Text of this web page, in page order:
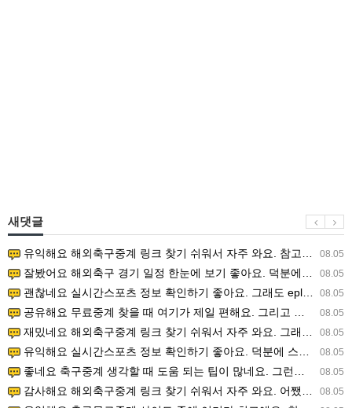
새댓글
08.05
유익해요 해외축구중계 링크 찾기 쉬워서 자주 와요. 참고로 무료스포츠중계 정보 확인할 때 출처 꼭 체크해요.…
08.05
잘봤어요 해외축구 경기 일정 한눈에 보기 좋아요. 덕분에 epl중계 볼 때 공식 중계 채널 먼저 찾아봐요. …
08.05
괜찮네요 실시간스포츠 정보 확인하기 좋아요. 그래도 epl중계 볼 때 공식 중계 채널 먼저 찾아봐요. 북마크…
08.05
공유해요 무료중계 찾을 때 여기가 제일 편해요. 그리고 무료스포츠중계 정보 확인할 때 출처 꼭 체크해요. 앞…
08.05
재밌네요 해외축구중계 링크 찾기 쉬워서 자주 와요. 그래서 해외축구중계도 정식 서비스로 봐야 안전해요. 다음…
08.05
유익해요 실시간스포츠 정보 확인하기 좋아요. 덕분에 스포츠중계는 합법적인 경로로만 시청하려 해요. 좋은 정보…
08.05
좋네요 축구중계 생각할 때 도움 되는 팁이 많네요. 그런데 해외축구중계도 정식 서비스로 봐야 안전해요. 다음…
08.05
감사해요 해외축구중계 링크 찾기 쉬워서 자주 와요. 어쨌든 축구무료중계도 합법적인 곳에서 봐야 마음 편해요.…